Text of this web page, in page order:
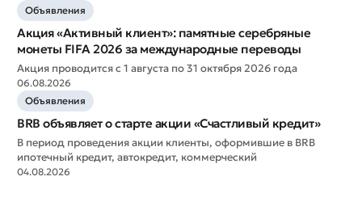
Объявления
Акция «Активный клиент»: памятные серебряные
монеты FIFA 2026 за международные переводы
Акция проводится с 1 августа по 31 октября 2026 года
06.08.2026
Объявления
BRB объявляет о старте акции «Счастливый кредит»
В период проведения акции клиенты, оформившие в BRB
ипотечный кредит, автокредит, коммерческий
04.08.2026